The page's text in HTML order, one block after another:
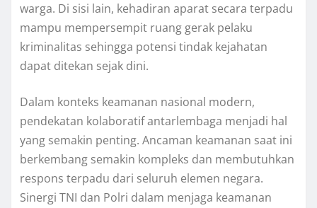
warga. Di sisi lain, kehadiran aparat secara terpadu
mampu mempersempit ruang gerak pelaku
kriminalitas sehingga potensi tindak kejahatan
dapat ditekan sejak dini.
Dalam konteks keamanan nasional modern,
pendekatan kolaboratif antarlembaga menjadi hal
yang semakin penting. Ancaman keamanan saat ini
berkembang semakin kompleks dan membutuhkan
respons terpadu dari seluruh elemen negara.
Sinergi TNI dan Polri dalam menjaga keamanan